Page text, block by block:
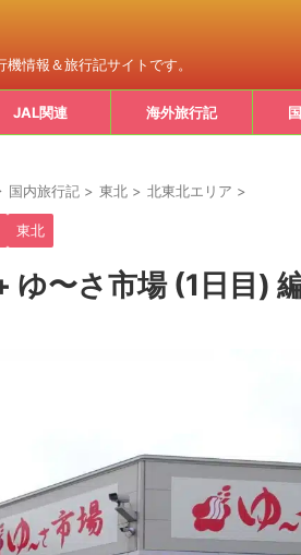
情報＆旅行記サイトです。
JAL関連 海外旅行記
国内旅行記 > 東北 > 北東北エリア >
東北
ゆ〜さ市場 (1日目)